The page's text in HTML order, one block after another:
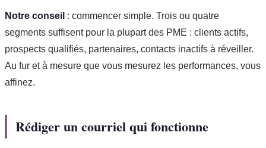
Notre conseil : commencer simple. Trois ou quatre
segments suffisent pour la plupart des PME : clients actifs,
prospects qualifiés, partenaires, contacts inactifs à réveiller.
Au fur et à mesure que vous mesurez les performances, vous
affinez.
Rédiger un courriel qui fonctionne